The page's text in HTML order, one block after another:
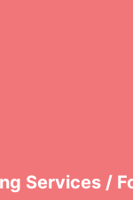
Services /